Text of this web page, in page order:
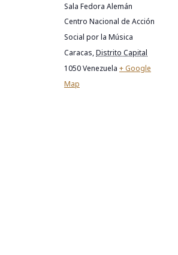
Sala Fedora Alemán
Centro Nacional de Acción
Social por la Música
Caracas,Distrito Capital
1050Venezuela + Google
Map